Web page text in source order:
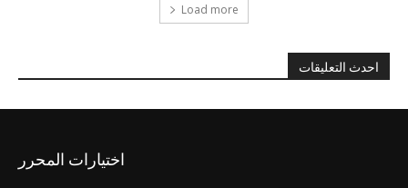
Load more
احدث التعليقات
اختيارات المحرر